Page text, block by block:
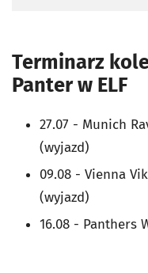
Terminarz
Panter w ELF
27.07 - Munich
(wyjazd)
09.08 - Vienna
(wyjazd)
16.08 - Panthers